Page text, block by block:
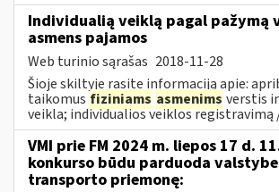
Individualią veiklą pagal pažymą
asmens pajamos
Web turinio sąrašas 2018-11-28
Šioje skiltyje rasite informaciją apie:
taikomus fiziniams asmenims verstis
veikla; individualios veiklos registravimą
VMI prie FM 2024 m. liepos 17 d.
konkurso būdu parduoda
transporto priemonę: